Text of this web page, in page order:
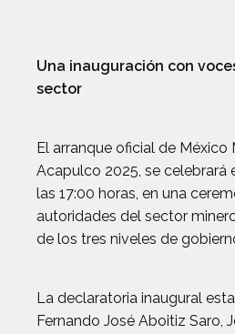
Una inauguración con
sector
El arranque oficial de México
Acapulco 2025, se celebrará
las 17:00 horas, en una
autoridades del sector
de los tres niveles de
La declaratoria inaugural
Fernando José Aboitiz Saro,